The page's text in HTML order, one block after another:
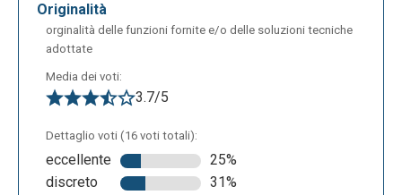
originalità
orginalità delle funzioni fornite e/o delle soluzioni tecniche
adottate
Media dei voti:
3.7/5
Dettaglio voti (16 voti totali):
eccellente
25%
discreto
31%